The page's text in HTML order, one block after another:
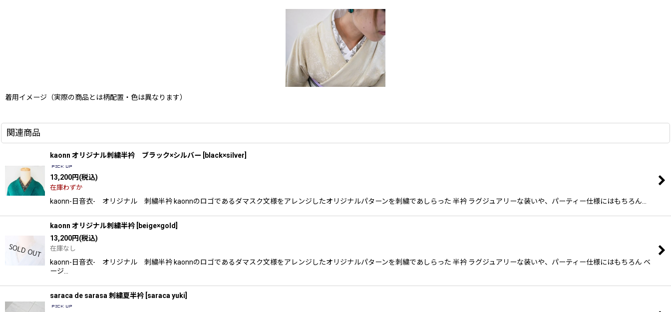
着用イメージ（実際の商品とは柄配置・色は異なります）
関連商品
kaonn オリジナル刺繍半衿 ブラック×シルバー black×silver
13,200円(税込)
在庫わずか
kaonn-日音衣- オリジナル 刺繍半衿 kaonnのロゴであるダマスク文様をアレンジしたオリジナルパターンを刺繍であしらった 半衿 ラグジュアリーな装いや、パーティー仕様にはもちろん…
kaonn オリジナル刺繍半衿 [beige×gold]
13,200円(税込)
在庫なし
kaonn-日音衣- オリジナル 刺繍半衿 kaonnのロゴであるダマスク文様をアレンジしたオリジナルパターンを刺繍であしらった 半衿 ラグジュアリーな装いや、パーティー仕様にはもちろん ベ
ージ…
saraca de sarasa 刺繍夏半衿 [saraca yuki]